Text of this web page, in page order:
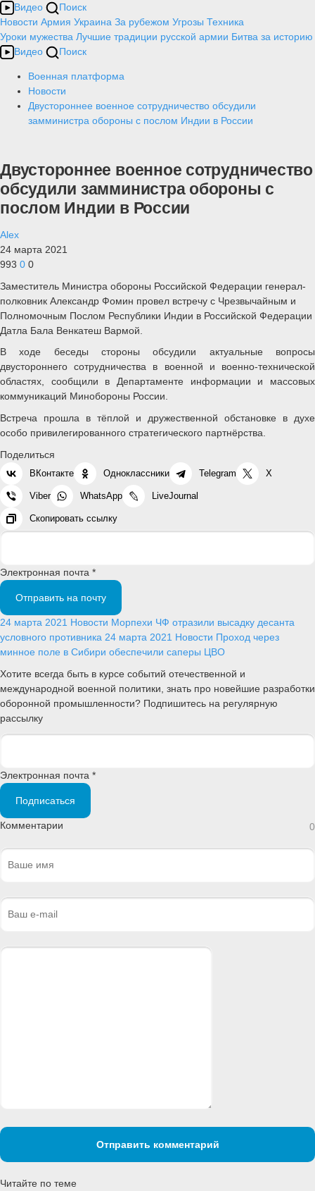
Видео
Поиск
Новости Армия Украина За рубежом Угрозы Техника
Уроки мужества Лучшие традиции русской армии Битва за историю
Видео
Поиск
Военная платформа
Новости
Двустороннее военное сотрудничество обсудили
замминистра обороны с послом Индии в России
Двустороннее военное сотрудничество
обсудили замминистра обороны с
послом Индии в России
Alex
24 марта 2021
993 0 0
Заместитель Министра обороны Российской Федерации генерал-
полковник Александр Фомин провел встречу с Чрезвычайным и
Полномочным Послом Республики Индии в Российской Федерации
Датла Бала Венкатеш Вармой.
В ходе беседы стороны обсудили актуальные вопросы
двустороннего сотрудничества в военной и военно-технической
областях, сообщили в Департаменте информации и массовых
коммуникаций Минобороны России.
Встреча прошла в тёплой и дружественной обстановке в духе
особо привилегированного стратегического партнёрства.
Поделиться
ВКонтакте Одноклассники Telegram X
Viber WhatsApp LiveJournal
Скопировать ссылку
Электронная почта *
Отправить на почту
24 марта 2021 Новости Морпехи ЧФ отразили высадку десанта
условного противника 24 марта 2021 Новости Проход через
минное поле в Сибири обеспечили саперы ЦВО
Хотите всегда быть в курсе событий отечественной и
международной военной политики, знать про новейшие разработки
оборонной промышленности? Подпишитесь на регулярную
рассылку
Электронная почта *
Подписаться
Комментарии 0
Отправить комментарий
Читайте по теме